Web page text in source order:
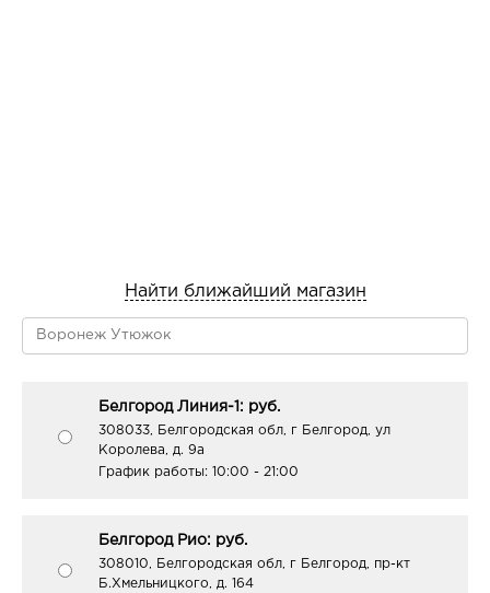
Найти ближайший магазин
Белгород Линия-1: руб.
308033, Белгородская обл, г Белгород, ул
Королева, д. 9а
График работы: 10:00 - 21:00
Белгород Рио: руб.
308010, Белгородская обл, г Белгород, пр-кт
Б.Хмельницкого, д. 164